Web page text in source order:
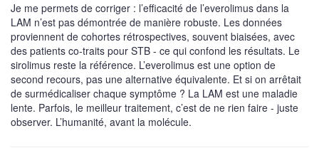
Je me permets de corriger : l’efficacité de l’everolimus dans la
LAM n’est pas démontrée de manière robuste. Les données
proviennent de cohortes rétrospectives, souvent biaisées, avec
des patients co-traits pour STB - ce qui confond les résultats. Le
sirolimus reste la référence. L’everolimus est une option de
second recours, pas une alternative équivalente. Et si on arrêtait
de surmédicaliser chaque symptôme ? La LAM est une maladie
lente. Parfois, le meilleur traitement, c’est de ne rien faire - juste
observer. L’humanité, avant la molécule.